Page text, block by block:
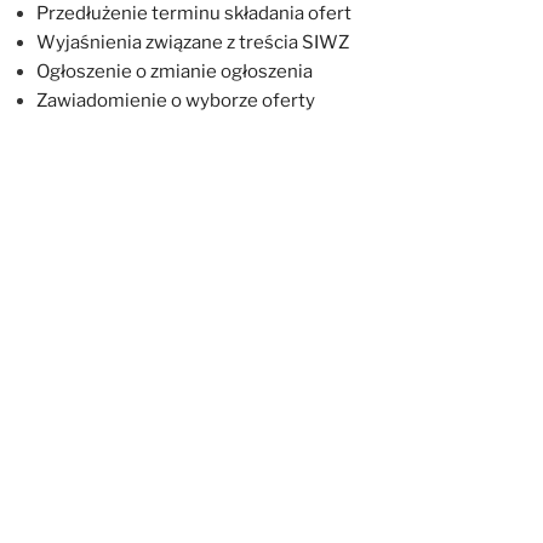
Przedłużenie terminu składania ofert
Wyjaśnienia związane z treścia SIWZ
Ogłoszenie o zmianie ogłoszenia
Zawiadomienie o wyborze oferty